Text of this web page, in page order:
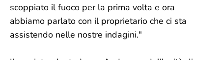
scoppiato il fuoco per la prima volta e ora
abbiamo parlato con il proprietario che ci sta
assistendo nelle nostre indagini."